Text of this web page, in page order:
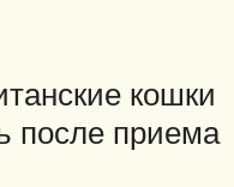
кошки
после приема